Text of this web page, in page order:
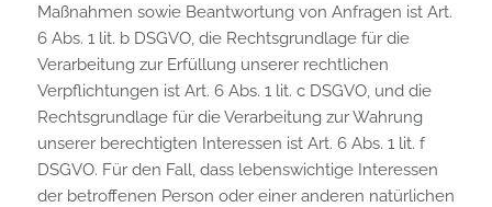
Maßnahmen sowie Beantwortung von Anfragen ist Art.
6 Abs. 1 lit. b DSGVO, die Rechtsgrundlage für die
Verarbeitung zur Erfüllung unserer rechtlichen
Verpflichtungen ist Art. 6 Abs. 1 lit. c DSGVO, und die
Rechtsgrundlage für die Verarbeitung zur Wahrung
unserer berechtigten Interessen ist Art. 6 Abs. 1 lit. f
DSGVO. Für den Fall, dass lebenswichtige Interessen
der betroffenen Person oder einer anderen natürlichen